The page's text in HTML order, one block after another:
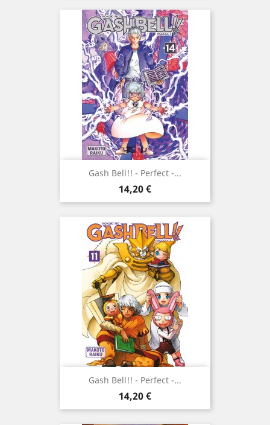
Gash Bell!! - Perfect -...
Prix
14,20 €
Gash Bell!! - Perfect -...
Prix
14,20 €